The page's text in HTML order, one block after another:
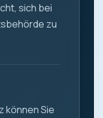
sich bei
zu
können Sie